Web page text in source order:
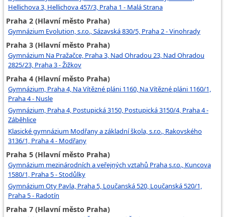
Hellichova 3, Hellichova 457/3, Praha 1 - Malá Strana
Praha 2 (Hlavní město Praha)
Gymnázium Evolution, s.r.o., Sázavská 830/5, Praha 2 - Vinohrady
Praha 3 (Hlavní město Praha)
Gymnázium Na Pražačce, Praha 3, Nad Ohradou 23, Nad Ohradou
2825/23, Praha 3 - Žižkov
Praha 4 (Hlavní město Praha)
Gymnázium, Praha 4, Na Vítězné pláni 1160, Na Vítězné pláni 1160/1,
Praha 4 - Nusle
Gymnázium, Praha 4, Postupická 3150, Postupická 3150/4, Praha 4 -
Záběhlice
Klasické gymnázium Modřany a základní škola, s.r.o., Rakovského
3136/1, Praha 4 - Modřany
Praha 5 (Hlavní město Praha)
Gymnázium mezinárodních a veřejných vztahů Praha s.r.o., Kuncova
1580/1, Praha 5 - Stodůlky
Gymnázium Oty Pavla, Praha 5, Loučanská 520, Loučanská 520/1,
Praha 5 - Radotín
Praha 7 (Hlavní město Praha)